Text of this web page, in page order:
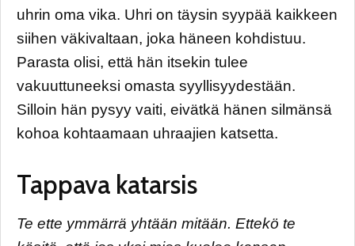
uhrin oma vika. Uhri on täysin syypää kaikkeen
siihen väkivaltaan, joka häneen kohdistuu.
Parasta olisi, että hän itsekin tulee
vakuuttuneeksi omasta syyllisyydestään.
Silloin hän pysyy vaiti, eivätkä hänen silmänsä
kohoa kohtaamaan uhraajien katsetta.
Tappava katarsis
Te ette ymmärrä yhtään mitään. Ettekö te